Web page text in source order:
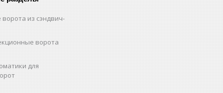
из сэндвич-
ворота
для